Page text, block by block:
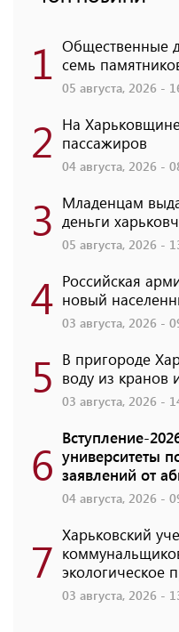
1 Общественные
семь
05 августа, 2026 -
2 На
пассажиров
04 августа, 2026 -
3 Младенцам
деньги
05 августа, 2026 -
4 Российская
новый
03 августа, 2026 -
5 В пригороде
воду из кранов
03 августа, 2026 -
6 Вступление-
университеты
заявлений от
04 августа, 2026 -
7 Харьковский
экологическое
03 августа, 2026 -